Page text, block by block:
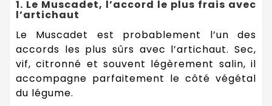
1. Le Muscadet, l’accord le plus frais avec
l’artichaut
Le Muscadet est probablement l’un des
accords les plus sûrs avec l’artichaut. Sec,
vif, citronné et souvent légèrement salin, il
accompagne parfaitement le côté végétal
du légume.